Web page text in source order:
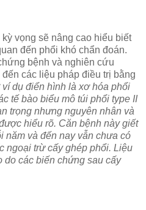
vọng sẽ nâng cao hiểu biết
đến phổi khó chẩn đoán.
bệnh và nghiên cứu
các liệu pháp điều trị bằng
ví dụ điển hình là xơ hóa phổi
tế bào biểu mô túi phổi type II
trọng nhưng nguyên nhân và
hiểu rõ. Căn bệnh này giết
năm và đến nay vẫn chưa có
ngoại trừ cấy ghép phổi. Liệu
do các biến chứng sau cấy